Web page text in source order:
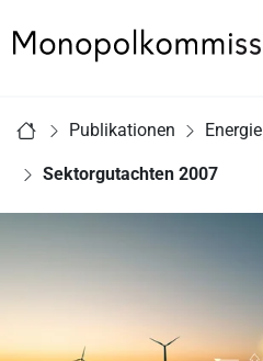
Publikationen Energie
Sektorgutachten 2007